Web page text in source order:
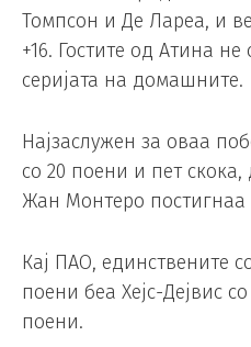
Томпсон и Де Лареа, и
+16. Гостите од Атина
серијата на домашните.
Најзаслужен за оваа
со 20 поени и пет
Жан Монтеро постигнаа
Кај ПАО, единствените
поени беа Хејс-Дејвис
поени.